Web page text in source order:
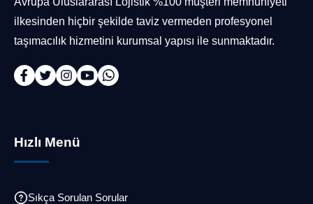
ilkesinden hiçbir şekilde taviz vermeden profesyonel
taşımacılık hizmetini kurumsal yapısı ile sunmaktadır.
Hızlı Menü
Sıkça Sorulan Sorular